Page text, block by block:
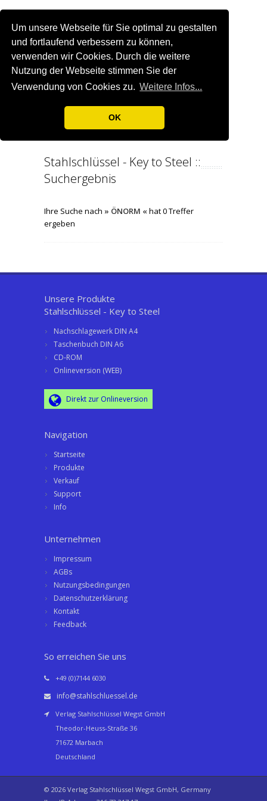
Um unsere Webseite für Sie optimal zu gestalten
und fortlaufend verbessern zu können,
verwenden wir Cookies. Durch die weitere
Nutzung der Webseite stimmen Sie der
Verwendung von Cookies zu. Weitere Infos...
OK
Stahlschlüssel - Key to Steel ::
Suchergebnis
Ihre Suche nach » ÖNORM « hat 0 Treffer
ergeben
Unsere Produkte
Stahlschlüssel - Key to Steel
Nachschlagewerk DIN A4
Taschenbuch DIN A6
CD-ROM
Onlineversion (WEB)
Direkt zur Onlineversion
Navigation
Startseite
Produkte
Verkauf
Support
Info
Unternehmen
Impressum
AGBs
Nutzungsbedingungen
Datenschutzerklärung
Kontakt
Feedback
So erreichen Sie uns
+49 (0)7144 6030
info@stahlschluessel.de
Verlag Stahlschlüssel Wegst GmbH
Theodor-Heuss-Straße 36
71672 Marbach
Deutschland
© 2026 Verlag Stahlschlüssel Wegst GmbH, Germany